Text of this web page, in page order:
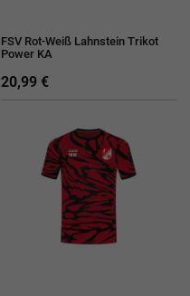
FSV Rot-Weiß Lahnstein Trikot
Power KA
20,99 €